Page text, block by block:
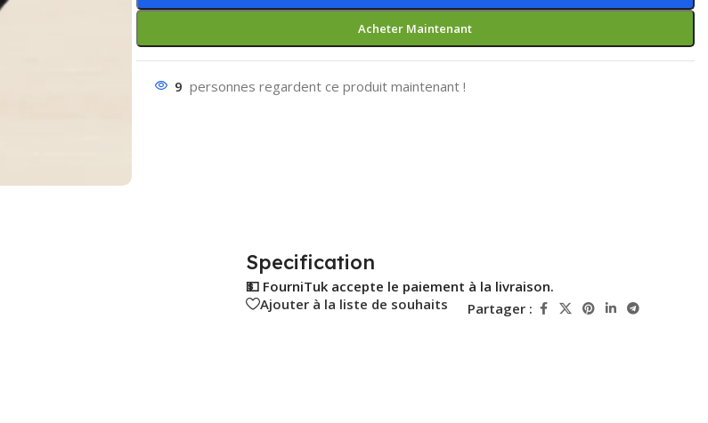
Acheter Maintenant
9 personnes regardent ce produit maintenant !
Specification
💵 FourniTuk accepte le paiement à la livraison.
Ajouter à la liste de souhaits
Partager :